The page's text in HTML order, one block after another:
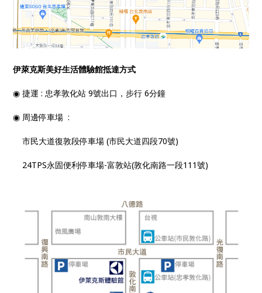
伊萊克斯美好生活體驗館抵達方式
◉ 捷運 : 忠孝敦化站 9號出口，步行 6分鐘
◉ 周邊停車場 :
市民大道復敦段停車場 (市民大道四段70號)
24TPS永固便利停車場-富敦站(敦化南路一段111號)